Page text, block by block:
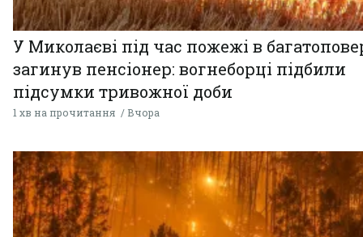
У Миколаєві під час пожежі в
загинув пенсіонер: вогнеборці підбили
підсумки тривожної доби
1 хв на прочитання Вчора